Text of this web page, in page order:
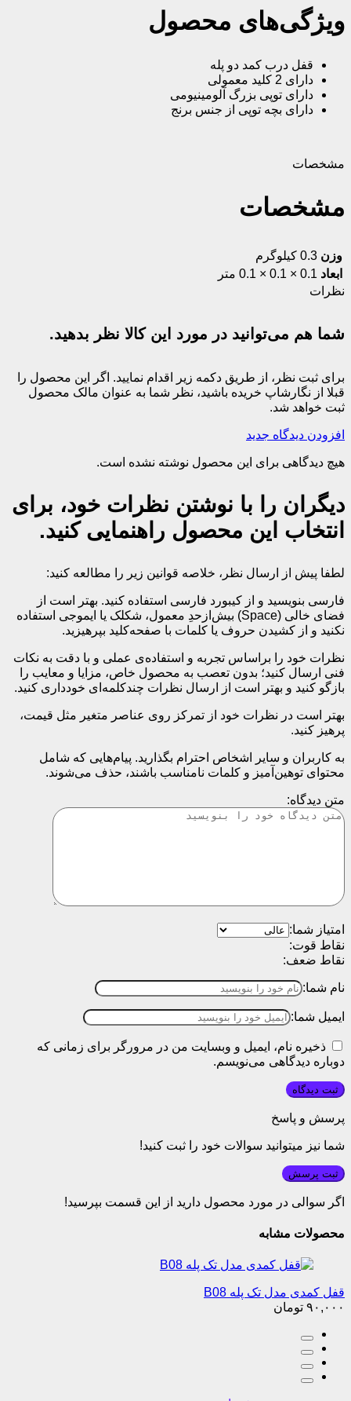
ویژگی‌های محصول
قفل درب کمد دو پله
دارای 2 کلید معمولی
دارای توپی بزرگ آلومینیومی
دارای بچه توپی از جنس برنج
مشخصات
مشخصات
وزن 0.3 کیلوگرم
ابعاد 0.1 × 0.1 × 0.1 متر
نظرات
شما هم می‌توانید در مورد این کالا نظر بدهید.
برای ثبت نظر، از طریق دکمه زیر اقدام نمایید. اگر این محصول را
قبلا از نگارشاپ خریده باشید، نظر شما به عنوان مالک محصول
ثبت خواهد شد.
افزودن دیدگاه جدید
هیچ دیدگاهی برای این محصول نوشته نشده است.
دیگران را با نوشتن نظرات خود، برای
انتخاب این محصول راهنمایی کنید.
لطفا پیش از ارسال نظر، خلاصه قوانین زیر را مطالعه کنید:
فارسی بنویسید و از کیبورد فارسی استفاده کنید. بهتر است از
فضای خالی (Space) بیش‌از‌حدِ معمول، شکلک یا ایموجی استفاده
نکنید و از کشیدن حروف یا کلمات با صفحه‌کلید بپرهیزید.
نظرات خود را براساس تجربه و استفاده‌ی عملی و با دقت به نکات
فنی ارسال کنید؛ بدون تعصب به محصول خاص، مزایا و معایب را
بازگو کنید و بهتر است از ارسال نظرات چندکلمه‌‌ای خودداری کنید.
بهتر است در نظرات خود از تمرکز روی عناصر متغیر مثل قیمت،
پرهیز کنید.
به کاربران و سایر اشخاص احترام بگذارید. پیام‌هایی که شامل
محتوای توهین‌آمیز و کلمات نامناسب باشند، حذف می‌شوند.
متن دیدگاه:
امتیاز شما:
نقاط قوت:
نقاط ضعف:
نام شما:
ایمیل شما:
ذخیره نام، ایمیل و وبسایت من در مرورگر برای زمانی که
دوباره دیدگاهی می‌نویسم.
پرسش و پاسخ
شما نیز میتوانید سوالات خود را ثبت کنید!
ثبت پرسش
اگر سوالی در مورد محصول دارید از این قسمت بپرسید!
محصولات مشابه
قفل کمدی مدل تک پله B08
۹۰,۰۰۰ تومان